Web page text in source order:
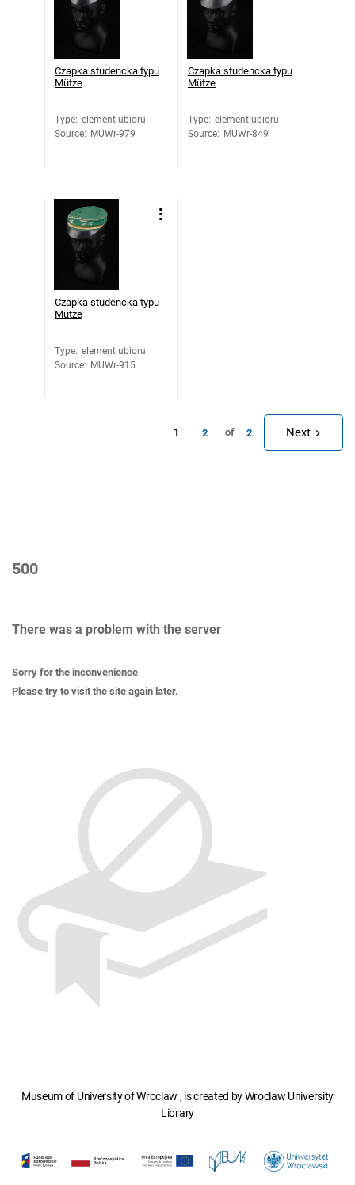
Czapka studencka typu
Mütze
Type: element ubioru
Source: MUWr-979
Czapka studencka typu
Mütze
Type: element ubioru
Source: MUWr-849
Czapka studencka typu
Mütze
Type: element ubioru
Source: MUWr-915
1 2 of 2 Next
500
There was a problem with the server
Sorry for the inconvenience
Please try to visit the site again later.
Museum of University of Wroclaw , is created by Wroclaw University
Library